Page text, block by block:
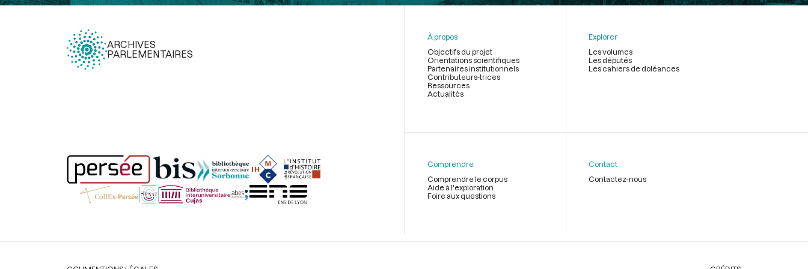
départements d’une somme de 8,360,000 francs pour
La Rochefoucauld-Liancourt François Alexandre, duc de
Discussion de la rédaction de l'article 8 du décret sur la
répartition entre les départements d’une somme de
1791 [Décret] p.273
La Rochefoucauld-Liancourt François Alexandre, duc de
Motion de M. Prieur concernant l'impression du rapport de
M. La Rochefoucauld-Liancourt, lors de la séance du 16 juin
ARCHIVES
PARLEMENTAIRES
page
À propos
Objectifs du projet
Orientations scientifiques
Partenaires institutionnels
Contributeurs-trices
Ressources
Actualités
Explorer
Les volumes
Les députés
Les cahiers de doléances
Comprendre
Comprendre le corpus
Aide à l'exploration
Foire aux questions
Contact
Contactez-nous
Légal